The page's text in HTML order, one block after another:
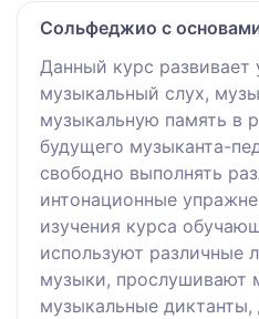
Сольфеджио с
Данный курс
музыкальный слух,
музыкальную память в
будущего музыканта-
свободно выполнять
интонационные
изучения курса
используют различные
музыки, прослушивают
музыкальные